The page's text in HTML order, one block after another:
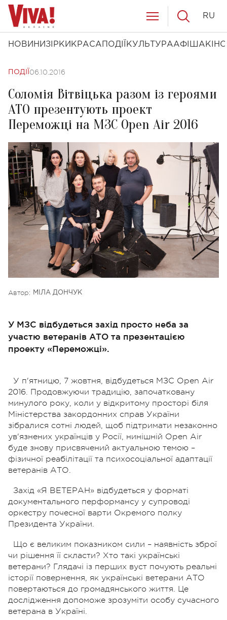
НОВИНИ ЗІРКИ КРАСА ПОДІЇ КУЛЬТУРААФІША КІНО
RU
ПОДІЇ 06.10.2016
Соломія Вітвіцька разом із героями
АТО презентують проект
Переможці на МЗС Open Air 2016
Автор: МІЛА ДОНЧУК
У МЗС відбудеться захід просто неба за
участю ветеранів АТО та презентацією
проекту «Переможці».
У п'ятницю, 7 жовтня, відбудеться МЗС Open Air
2016. Продовжуючи традицію, започатковану
минулого року, коли у відкритому просторі біля
Міністерства закордонних справ України
зібралися сотні людей, щоб підтримати незаконно
ув'язнених українців у Росії, нинішній Open Air
буде знову присвячений актуальною темою –
фізичної реабілітації та психосоціальної адаптації
ветеранів АТО.
Захід «Я ВЕТЕРАН» відбудеться у форматі
документального перформансу у супроводі
оркестру почесної варти Окремого полку
Президента України.
Що є великим показником сили – наявність зброї
чи рішення її скласти? Хто такі українські
ветерани? Глядачі із перших вуст почують реальні
історії повернення, як українські ветерани АТО
повертаються до громадянського життя. Це
дослідження допоможе зрозуміти особу сучасного
ветерана в Україні.